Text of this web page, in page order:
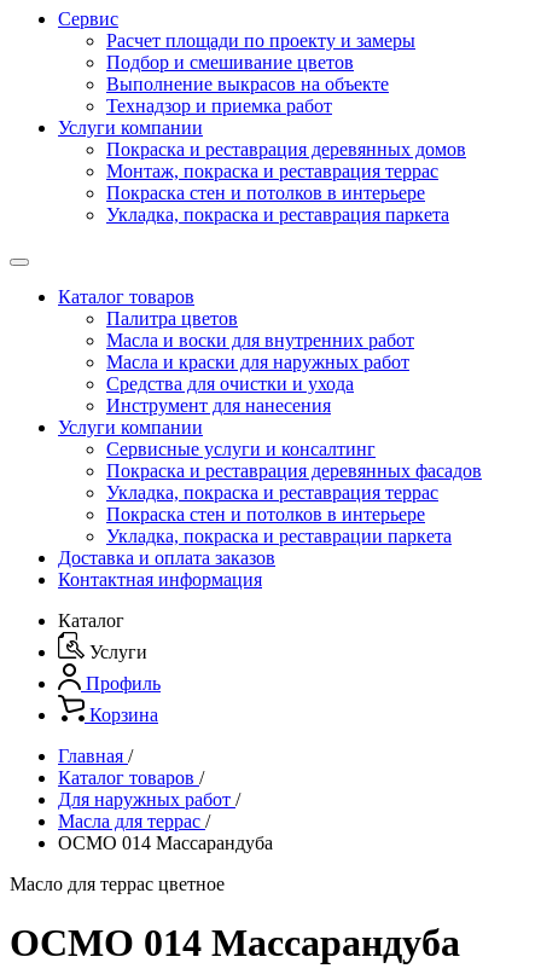
Сервис
Расчет площади по проекту и замеры
Подбор и смешивание цветов
Выполнение выкрасов на объекте
Технадзор и приемка работ
Услуги компании
Покраска и реставрация деревянных домов
Монтаж, покраска и реставрация террас
Покраска стен и потолков в интерьере
Укладка, покраска и реставрация паркета
Каталог товаров
Палитра цветов
Масла и воски для внутренних работ
Масла и краски для наружных работ
Средства для очистки и ухода
Инструмент для нанесения
Услуги компании
Сервисные услуги и консалтинг
Покраска и реставрация деревянных фасадов
Укладка, покраска и реставрация террас
Покраска стен и потолков в интерьере
Укладка, покраска и реставрации паркета
Доставка и оплата заказов
Контактная информация
Каталог
Услуги
Профиль
Корзина
Главная /
Каталог товаров /
Для наружных работ /
Масла для террас /
OСМО 014 Массарандуба
Масло для террас цветное
OСМО 014 Массарандуба